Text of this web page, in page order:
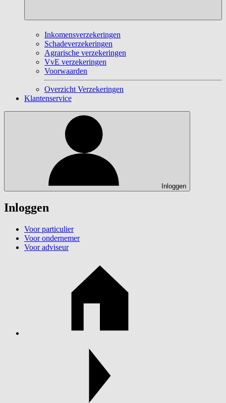
Inkomensverzekeringen
Schadeverzekeringen
Agrarische verzekeringen
VvE verzekeringen
Voorwaarden
Overzicht Verzekeringen
Klantenservice
Inloggen
Inloggen
Voor particulier
Voor ondernemer
Voor adviseur